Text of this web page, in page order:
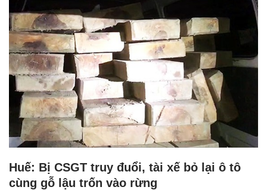
Huế: Bị CSGT truy đuổi, tài xế bỏ lại ô tô
cùng gỗ lậu trốn vào rừng